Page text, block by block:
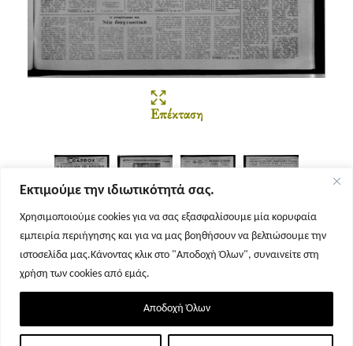
Εκτιμούμε την ιδιωτικότητά σας.
Χρησιμοποιούμε cookies για να σας εξασφαλίσουμε μία κορυφαία
εμπειρία περιήγησης και για να μας βοηθήσουν να βελτιώσουμε την
ιστοσελίδα μας.Κάνοντας κλικ στο "Αποδοχή Όλων", συναινείτε στη
χρήση των cookies από εμάς.
Αποδοχή Όλων
Επέκταση
Σελίδα 1 Σελίδα 2 Σελίδα 3 Σελίδα 4